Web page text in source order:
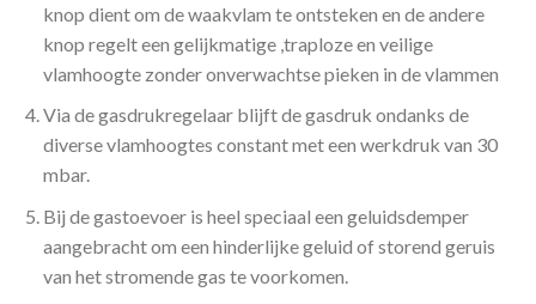
knop dient om de waakvlam te ontsteken en de andere
knop regelt een gelijkmatige ,traploze en veilige
vlamhoogte zonder onverwachtse pieken in de vlammen
Via de gasdrukregelaar blijft de gasdruk ondanks de
diverse vlamhoogtes constant met een werkdruk van 30
mbar.
Bij de gastoevoer is heel speciaal een geluidsdemper
aangebracht om een hinderlijke geluid of storend geruis
van het stromende gas te voorkomen.